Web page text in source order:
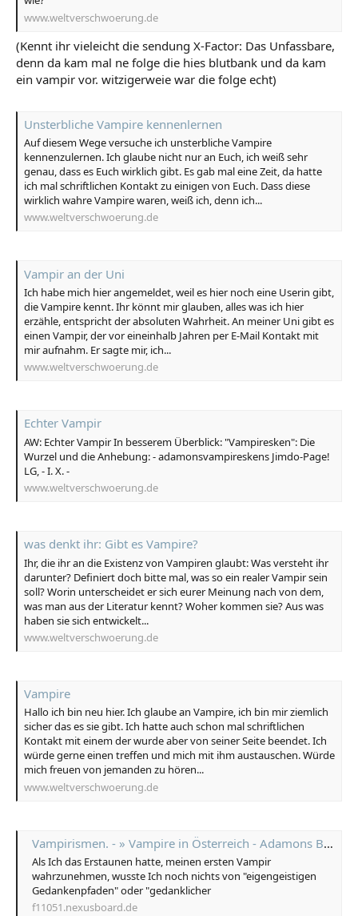
www.weltverschwoerung.de
(Kennt ihr vieleicht die sendung X-Factor: Das Unfassbare,
denn da kam mal ne folge die hies blutbank und da kam
ein vampir vor. witzigerweie war die folge echt)
Unsterbliche Vampire kennenlernen
Auf diesem Wege versuche ich unsterbliche Vampire
kennenzulernen. Ich glaube nicht nur an Euch, ich weiß sehr
genau, dass es Euch wirklich gibt. Es gab mal eine Zeit, da hatte
ich mal schriftlichen Kontakt zu einigen von Euch. Dass diese
wirklich wahre Vampire waren, weiß ich, denn ich...
www.weltverschwoerung.de
Vampir an der Uni
Ich habe mich hier angemeldet, weil es hier noch eine Userin gibt,
die Vampire kennt. Ihr könnt mir glauben, alles was ich hier
erzähle, entspricht der absoluten Wahrheit. An meiner Uni gibt es
einen Vampir, der vor eineinhalb Jahren per E-Mail Kontakt mit
mir aufnahm. Er sagte mir, ich...
www.weltverschwoerung.de
Echter Vampir
AW: Echter Vampir In besserem Überblick: "Vampiresken": Die
Wurzel und die Anhebung: - adamonsvampireskens Jimdo-Page!
LG, - I. X. -
www.weltverschwoerung.de
was denkt ihr: Gibt es Vampire?
Ihr, die ihr an die Existenz von Vampiren glaubt: Was versteht ihr
darunter? Definiert doch bitte mal, was so ein realer Vampir sein
soll? Worin unterscheidet er sich eurer Meinung nach von dem,
was man aus der Literatur kennt? Woher kommen sie? Aus was
haben sie sich entwickelt...
www.weltverschwoerung.de
Vampire
Hallo ich bin neu hier. Ich glaube an Vampire, ich bin mir ziemlich
sicher das es sie gibt. Ich hatte auch schon mal schriftlichen
Kontakt mit einem der wurde aber von seiner Seite beendet. Ich
würde gerne einen treffen und mich mit ihm austauschen. Würde
mich freuen von jemanden zu hören...
www.weltverschwoerung.de
Vampirismen. - » Vampire in Österreich - Adamons Begegnungen:
Als Ich das Erstaunen hatte, meinen ersten Vampir
wahrzunehmen, wusste Ich noch nichts von "eigengeistigen
Gedankenpfaden" oder "gedanklicher
f11051.nexusboard.de